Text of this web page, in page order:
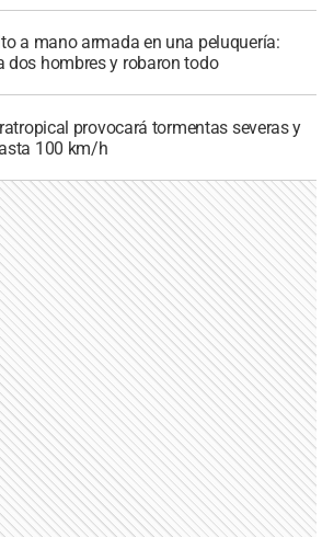
a mano armada en una peluquería:
dos hombres y robaron todo
provocará tormentas severas y
100 km/h